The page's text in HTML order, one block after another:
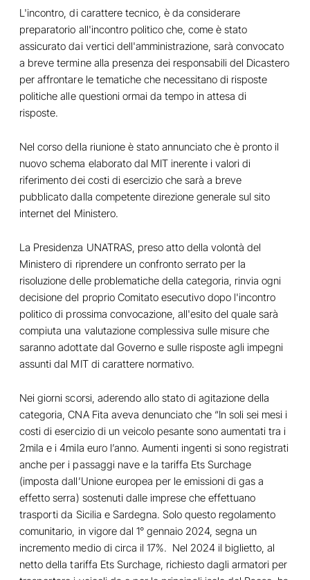
L'incontro, di carattere tecnico, è da considerare
preparatorio all'incontro politico che, come è stato
assicurato dai vertici dell'amministrazione, sarà convocato
a breve termine alla presenza dei responsabili del Dicastero
per affrontare le tematiche che necessitano di risposte
politiche alle questioni ormai da tempo in attesa di
risposte.
Nel corso della riunione è stato annunciato che è pronto il
nuovo schema elaborato dal MIT inerente i valori di
riferimento dei costi di esercizio che sarà a breve
pubblicato dalla competente direzione generale sul sito
internet del Ministero.
La Presidenza UNATRAS, preso atto della volontà del
Ministero di riprendere un confronto serrato per la
risoluzione delle problematiche della categoria, rinvia ogni
decisione del proprio Comitato esecutivo dopo l'incontro
politico di prossima convocazione, all'esito del quale sarà
compiuta una valutazione complessiva sulle misure che
saranno adottate dal Governo e sulle risposte agli impegni
assunti dal MIT di carattere normativo.
Nei giorni scorsi, aderendo allo stato di agitazione della
categoria, CNA Fita aveva denunciato che “In soli sei mesi i
costi di esercizio di un veicolo pesante sono aumentati tra i
2mila e i 4mila euro l’anno. Aumenti ingenti si sono registrati
anche per i passaggi nave e la tariffa Ets Surchage
(imposta dall’Unione europea per le emissioni di gas a
effetto serra) sostenuti dalle imprese che effettuano
trasporti da Sicilia e Sardegna. Solo questo regolamento
comunitario, in vigore dal 1° gennaio 2024, segna un
incremento medio di circa il 17%. Nel 2024 il biglietto, al
netto della tariffa Ets Surchage, richiesto dagli armatori per